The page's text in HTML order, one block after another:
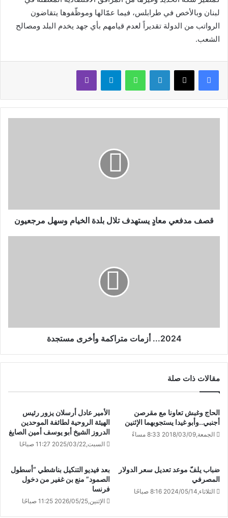
لبنان وبالأخص في طرابلس، فيما عمّالها وموظّفوها يتقاضون
الرواتب من الدولة تقديراً لعدم قيامهم بأي جهد يخدم البلد ومصالح
الشعب.
لينكدإن واتساب تيلقرام ڤايبر
قصف مدفعي معادٍ يستهدف تلال بلدة الخيام وسهل مرجعيون
2024... أزمات متراكمة وأخرى مستجدة
مقالات ذات صلة
الحاج وغبش تعاونا مع مقرصن
أجنبي..وأبو غيدا يستجوبهما الإثنين
الجمعة,2018/03/09 8:33 مساءً
الأمير عادل أرسلان يزور رئيس
الهيئة الروحية لطائفة الموحدين
الدروز الشيخ أبو يوسف أمين الصايغ
السبت,2025/03/22 11:27 صباحًا
ضباب يلفّ موعد تعديل سعر الدولار
المصرفي
الثلاثاء,2024/05/14 8:16 صباحًا
بعد فيديو التنكيل بناشطي “أسطول
الصمود” منع بن غفير من دخول
فرنسا
الإثنين,2026/05/25 11:25 صباحًا